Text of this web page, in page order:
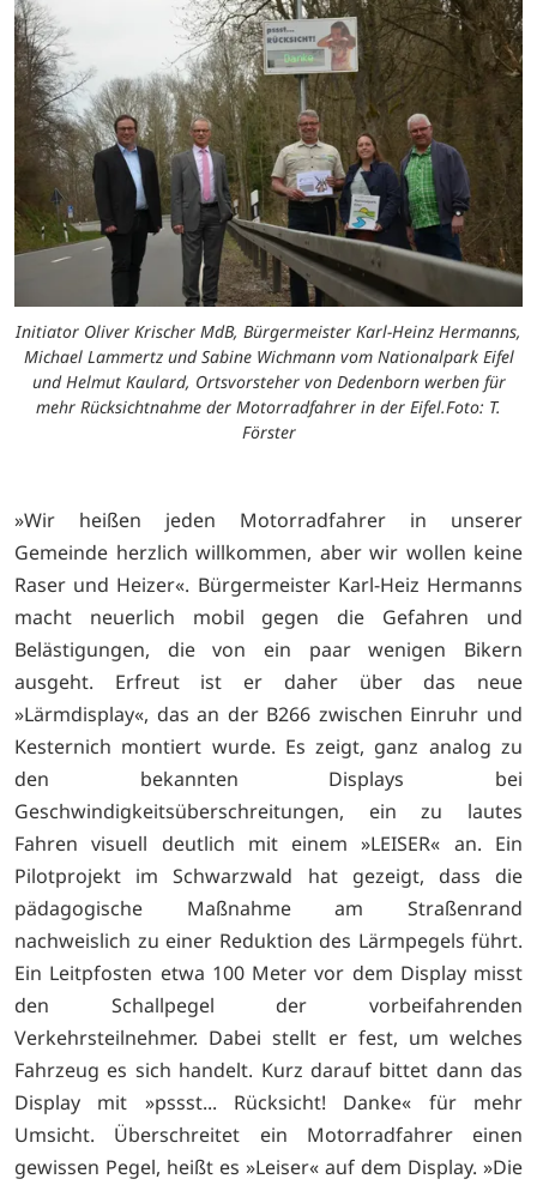
Initiator Oliver Krischer MdB, Bürgermeister Karl-Heinz Hermanns,
Michael Lammertz und Sabine Wichmann vom Nationalpark Eifel
und Helmut Kaulard, Ortsvorsteher von Dedenborn werben für
mehr Rücksichtnahme der Motorradfahrer in der Eifel.Foto: T.
Förster
»Wir heißen jeden Motorradfahrer in unserer
Gemeinde herzlich willkommen, aber wir wollen keine
Raser und Heizer«. Bürgermeister Karl-Heiz Hermanns
macht neuerlich mobil gegen die Gefahren und
Belästigungen, die von ein paar wenigen Bikern
ausgeht. Erfreut ist er daher über das neue
»Lärmdisplay«, das an der B266 zwischen Einruhr und
Kesternich montiert wurde. Es zeigt, ganz analog zu
den bekannten Displays bei
Geschwindigkeitsüberschreitungen, ein zu lautes
Fahren visuell deutlich mit einem »LEISER« an. Ein
Pilotprojekt im Schwarzwald hat gezeigt, dass die
pädagogische Maßnahme am Straßenrand
nachweislich zu einer Reduktion des Lärmpegels führt.
Ein Leitpfosten etwa 100 Meter vor dem Display misst
den Schallpegel der vorbeifahrenden
Verkehrsteilnehmer. Dabei stellt er fest, um welches
Fahrzeug es sich handelt. Kurz darauf bittet dann das
Display mit »pssst... Rücksicht! Danke« für mehr
Umsicht. Überschreitet ein Motorradfahrer einen
gewissen Pegel, heißt es »Leiser« auf dem Display. »Die